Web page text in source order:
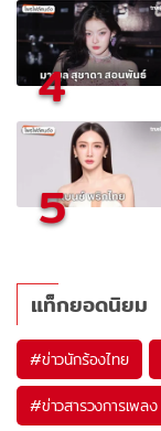
4
5
แท็กยอดนิยม
#ข่าวนักร้องไทย
#ข่าวสารวงการเพลง